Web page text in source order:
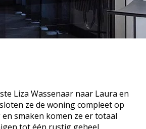
Liza Wassenaar naar Laura en
ze de woning compleet op
smaken komen ze er totaal